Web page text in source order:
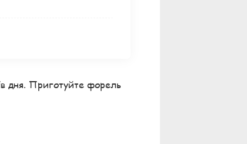
дня. Приготуйте форель